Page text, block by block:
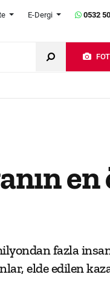
E-Dergi 0532
fazla
elde edilen